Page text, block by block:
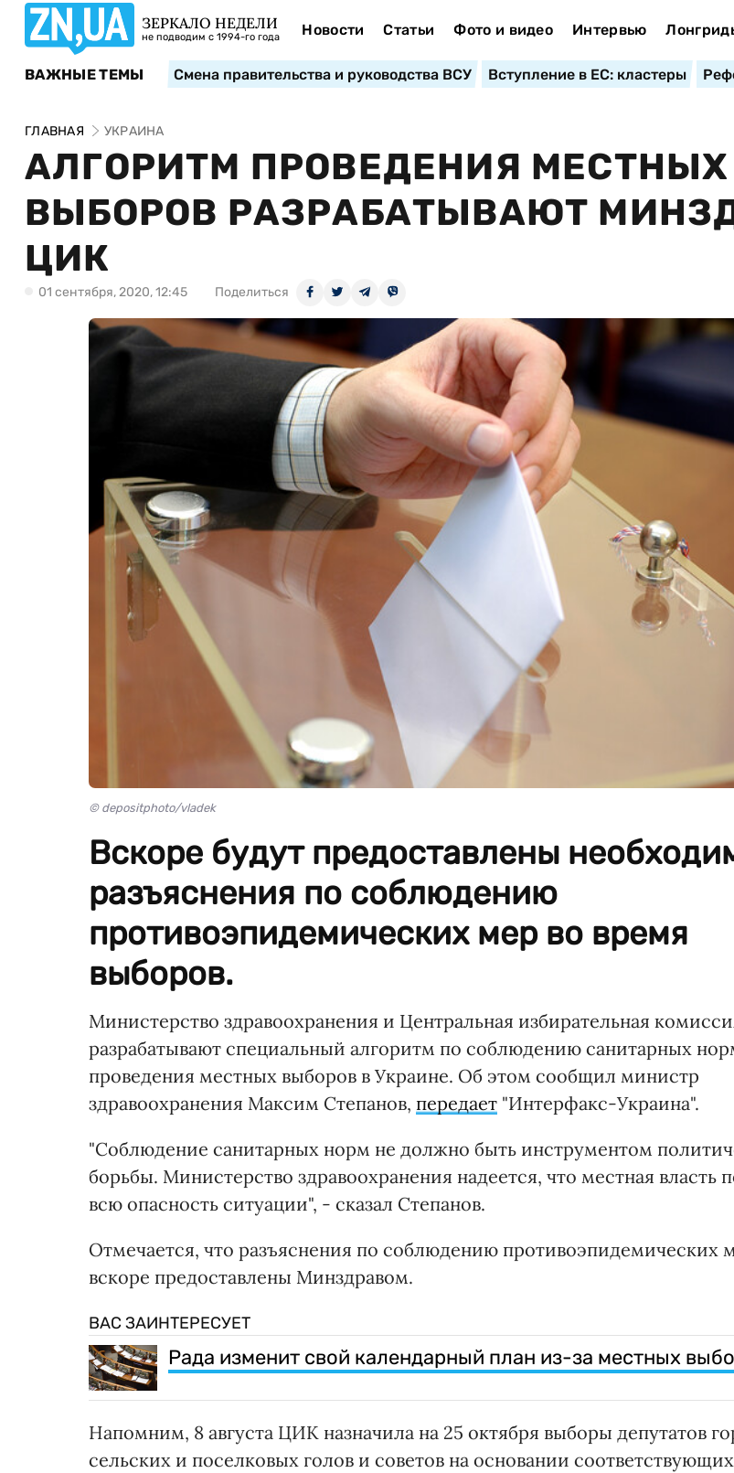
ЗЕРКАЛО НЕДЕЛИ
не подводим с 1994-го года Новости Статьи Фото и видео Интервью
ВАЖНЫЕ ТЕМЫ Смена правительства и руководства ВСУ Вступление в ЕС: кластеры
ГЛАВНАЯ УКРАИНА
АЛГОРИТМ ПРОВЕДЕНИЯ МЕСТНЫХ
ВЫБОРОВ РАЗРАБАТЫВАЮТ
ЦИК
01 сентября, 2020, 12:45 Поделиться
© depositphoto/vladek
Вскоре будут предоставлены
разъяснения по соблюдению
противоэпидемических мер во время
выборов.
Министерство здравоохранения и Центральная избирательная
разрабатывают специальный алгоритм по соблюдению санитарных
проведения местных выборов в Украине. Об этом сообщил министр
здравоохранения Максим Степанов, передает "Интерфакс-Украина".
"Соблюдение санитарных норм не должно быть инструментом
борьбы. Министерство здравоохранения надеется, что местная власть
всю опасность ситуации", - сказал Степанов.
Отмечается, что разъяснения по соблюдению противоэпидемических
вскоре предоставлены Минздравом.
ВАС ЗАИНТЕРЕСУЕТ
Рада изменит свой календарный план из-за местных
Напомним, 8 августа ЦИК назначила на 25 октября выборы депутатов
сельских и поселковых голов и советов на основании соответствующих